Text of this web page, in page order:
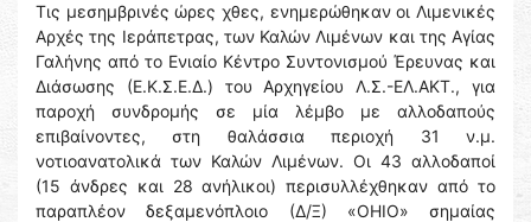
Τις μεσημβρινές ώρες χθες, ενημερώθηκαν οι Λιμενικές
Αρχές της Ιεράπετρας, των Καλών Λιμένων και της Αγίας
Γαλήνης από το Ενιαίο Κέντρο Συντονισμού Έρευνας και
Διάσωσης (Ε.Κ.Σ.Ε.Δ.) του Αρχηγείου Λ.Σ.-ΕΛ.ΑΚΤ., για
παροχή συνδρομής σε μία λέμβο με αλλοδαπούς
επιβαίνοντες, στη θαλάσσια περιοχή 31 ν.μ.
νοτιοανατολικά των Καλών Λιμένων. Οι 43 αλλοδαποί
(15 άνδρες και 28 ανήλικοι) περισυλλέχθηκαν από το
παραπλέον δεξαμενόπλοιο (Δ/Ξ) «OHIO» σημαίας